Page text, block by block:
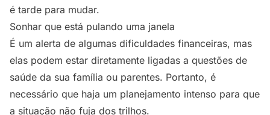
é tarde para mudar.
Sonhar que está pulando uma janela
É um alerta de algumas dificuldades financeiras, mas
elas podem estar diretamente ligadas a questões de
saúde da sua família ou parentes. Portanto, é
necessário que haja um planejamento intenso para que
a situação não fuja dos trilhos.